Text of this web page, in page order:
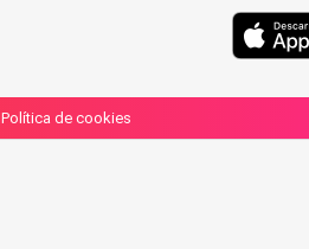
Política de cookies